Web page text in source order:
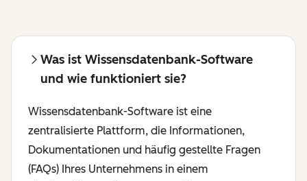
Was ist Wissensdatenbank-Software
und wie funktioniert sie?
Wissensdatenbank-Software ist eine
zentralisierte Plattform, die Informationen,
Dokumentationen und häufig gestellte Fragen
(FAQs) Ihres Unternehmens in einem